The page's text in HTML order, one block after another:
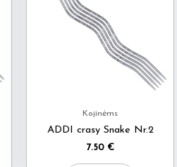
Kojinėms
ADDI crasy Snake Nr.2
7.50 €